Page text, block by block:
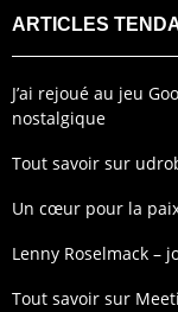
ARTICLES
J’ai rejoué au jeu
nostalgique
Tout savoir sur
Un cœur pour la
Lenny Roselmack –
Tout savoir sur